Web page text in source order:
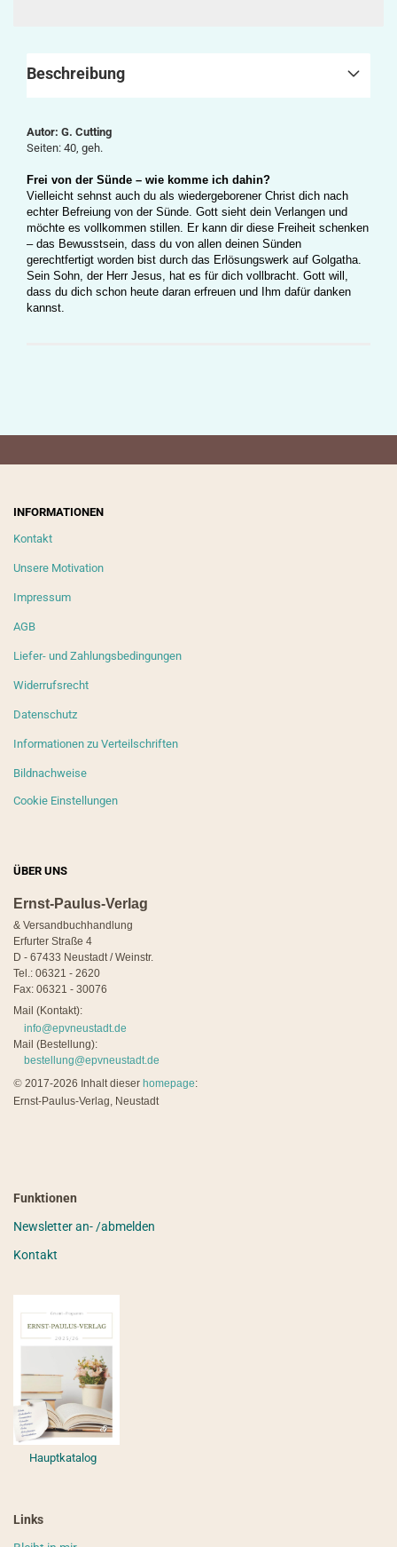
Beschreibung
Autor: G. Cutting
Seiten: 40, geh.
Frei von der Sünde – wie komme ich dahin?
Vielleicht sehnst auch du als wiedergeborener Christ dich nach
echter Befreiung von der Sünde. Gott sieht dein Verlangen und
möchte es vollkommen stillen. Er kann dir diese Freiheit schenken
‒ das Bewusstsein, dass du von allen deinen Sünden
gerechtfertigt worden bist durch das Erlösungswerk auf Golga­tha.
Sein Sohn, der Herr Jesus, hat es für dich vollbracht. Gott will,
dass du dich schon heute daran erfreuen und Ihm dafür danken
kannst.
INFORMATIONEN
Kontakt
Unsere Motivation
Impressum
AGB
Liefer- und Zahlungsbedingungen
Widerrufsrecht
Datenschutz
Informationen zu Verteilschriften
Bildnachweise
Cookie Einstellungen
ÜBER UNS
Ernst-Paulus-Verlag
& Versandbuchhandlung
Erfurter Straße 4
D - 67433 Neustadt / Weinstr.
Tel.: 06321 - 2620
Fax: 06321 - 30076
Mail (Kontakt):
info@epvneustadt.de
Mail (Bestellung):
bestellung@epvneustadt.de
© 2017-2026 Inhalt dieser homepage:
Ernst-Paulus-Verlag, Neustadt
Funktionen
Newsletter an- /abmelden
Kontakt
Hauptkatalog
Links